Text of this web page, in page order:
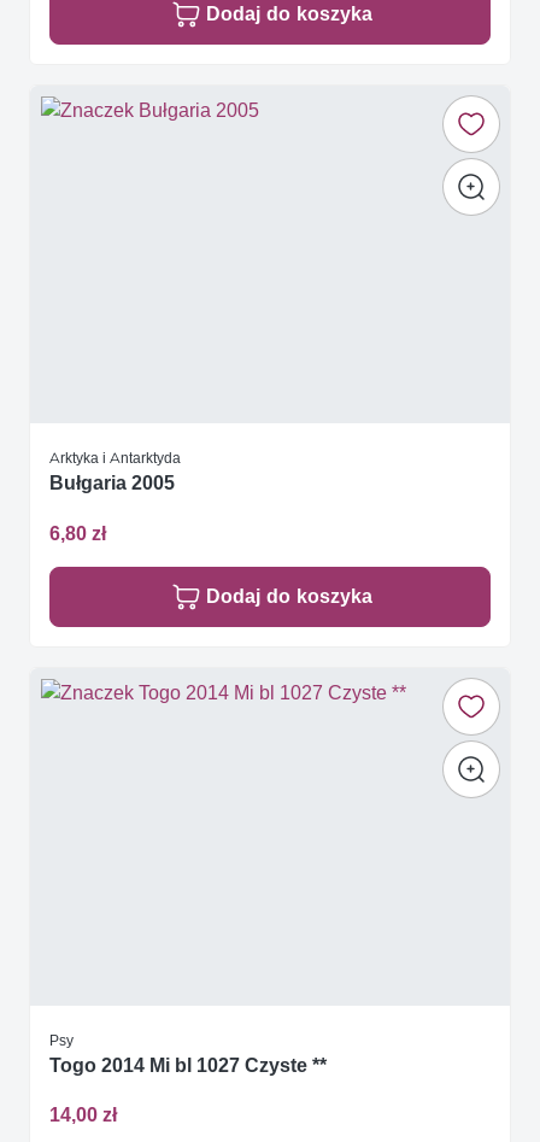
Dodaj do koszyka
Arktyka i Antarktyda
Bułgaria 2005
6,80 zł
Dodaj do koszyka
Psy
Togo 2014 Mi bl 1027 Czyste **
14,00 zł